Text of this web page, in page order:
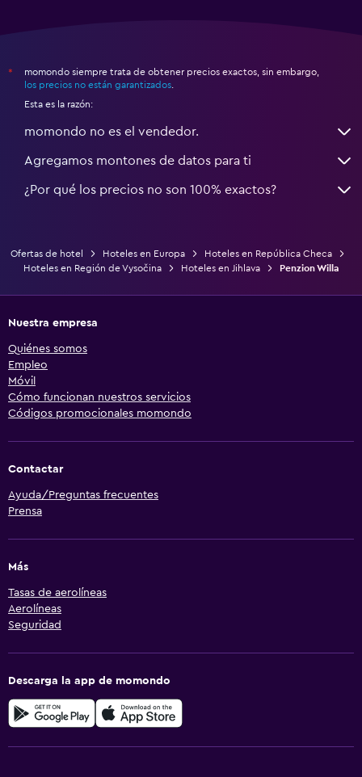
*
momondo siempre trata de obtener precios exactos, sin embargo,
los precios no están garantizados
Esta es la razón:
momondo no es el vendedor.
Agregamos montones de datos para ti
¿Por qué los precios no son 100% exactos?
Ofertas de hotel Hoteles en Europa
Hoteles en República Checa
Hoteles en Región de Vysočina
Hoteles en Jihlava Penzion Willa
Nuestra empresa
Quiénes somos
Empleo
Móvil
Cómo funcionan nuestros servicios
Códigos promocionales momondo
Contactar
Ayuda/Preguntas frecuentes
Prensa
Más
Tasas de aerolíneas
Aerolíneas
Seguridad
Descarga la app de momondo